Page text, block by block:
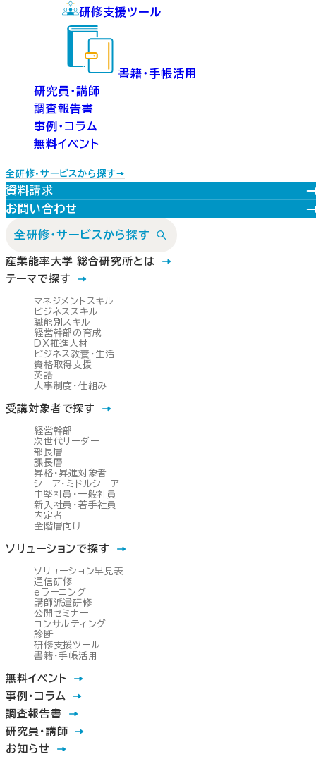
研修支援ツール
書籍・手帳活用
研究員・講師
調査報告書
事例・コラム
無料イベント
全研修・サービスから探す
資料請求
お問い合わせ
全研修・サービスから探す
産業能率大学 総合研究所とは
テーマで探す
マネジメントスキル
ビジネススキル
職能別スキル
経営幹部の育成
DX推進人材
ビジネス教養・生活
資格取得支援
英語
人事制度・仕組み
受講対象者で探す
経営幹部
次世代リーダー
部長層
課長層
昇格・昇進対象者
シニア・ミドルシニア
中堅社員・一般社員
新入社員・若手社員
内定者
全階層向け
ソリューションで探す
ソリューション早見表
通信研修
eラーニング
講師派遣研修
公開セミナー
コンサルティング
診断
研修支援ツール
書籍・手帳活用
無料イベント
事例・コラム
調査報告書
研究員・講師
お知らせ